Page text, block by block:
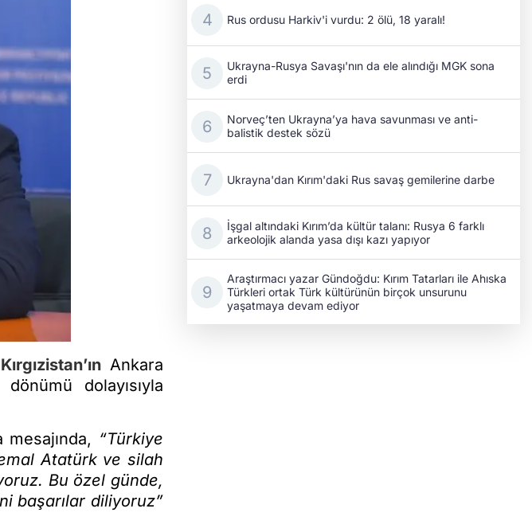
Kırgızistan’ınAnkara
dolayısıyla
“Türkiye
Atatürk ve silah
Bu özel günde,
başarılar diliyoruz”
Rus ordusu Harkiv'i vurdu: 2 ölü, 18 yaralı!
Ukrayna-Rusya Savaşı'nın da ele alındığı MGK sona
erdi
Norveç’ten Ukrayna’ya hava savunması ve anti-
balistik destek sözü
Ukrayna'dan Kırım'daki Rus savaş gemilerine darbe
İşgal altındaki Kırım’da kültür talanı: Rusya 6 farklı
arkeolojik alanda yasa dışı kazı yapıyor
Araştırmacı yazar Gündoğdu: Kırım Tatarları ile Ahıska
Türkleri ortak Türk kültürünün birçok unsurunu
yaşatmaya devam ediyor